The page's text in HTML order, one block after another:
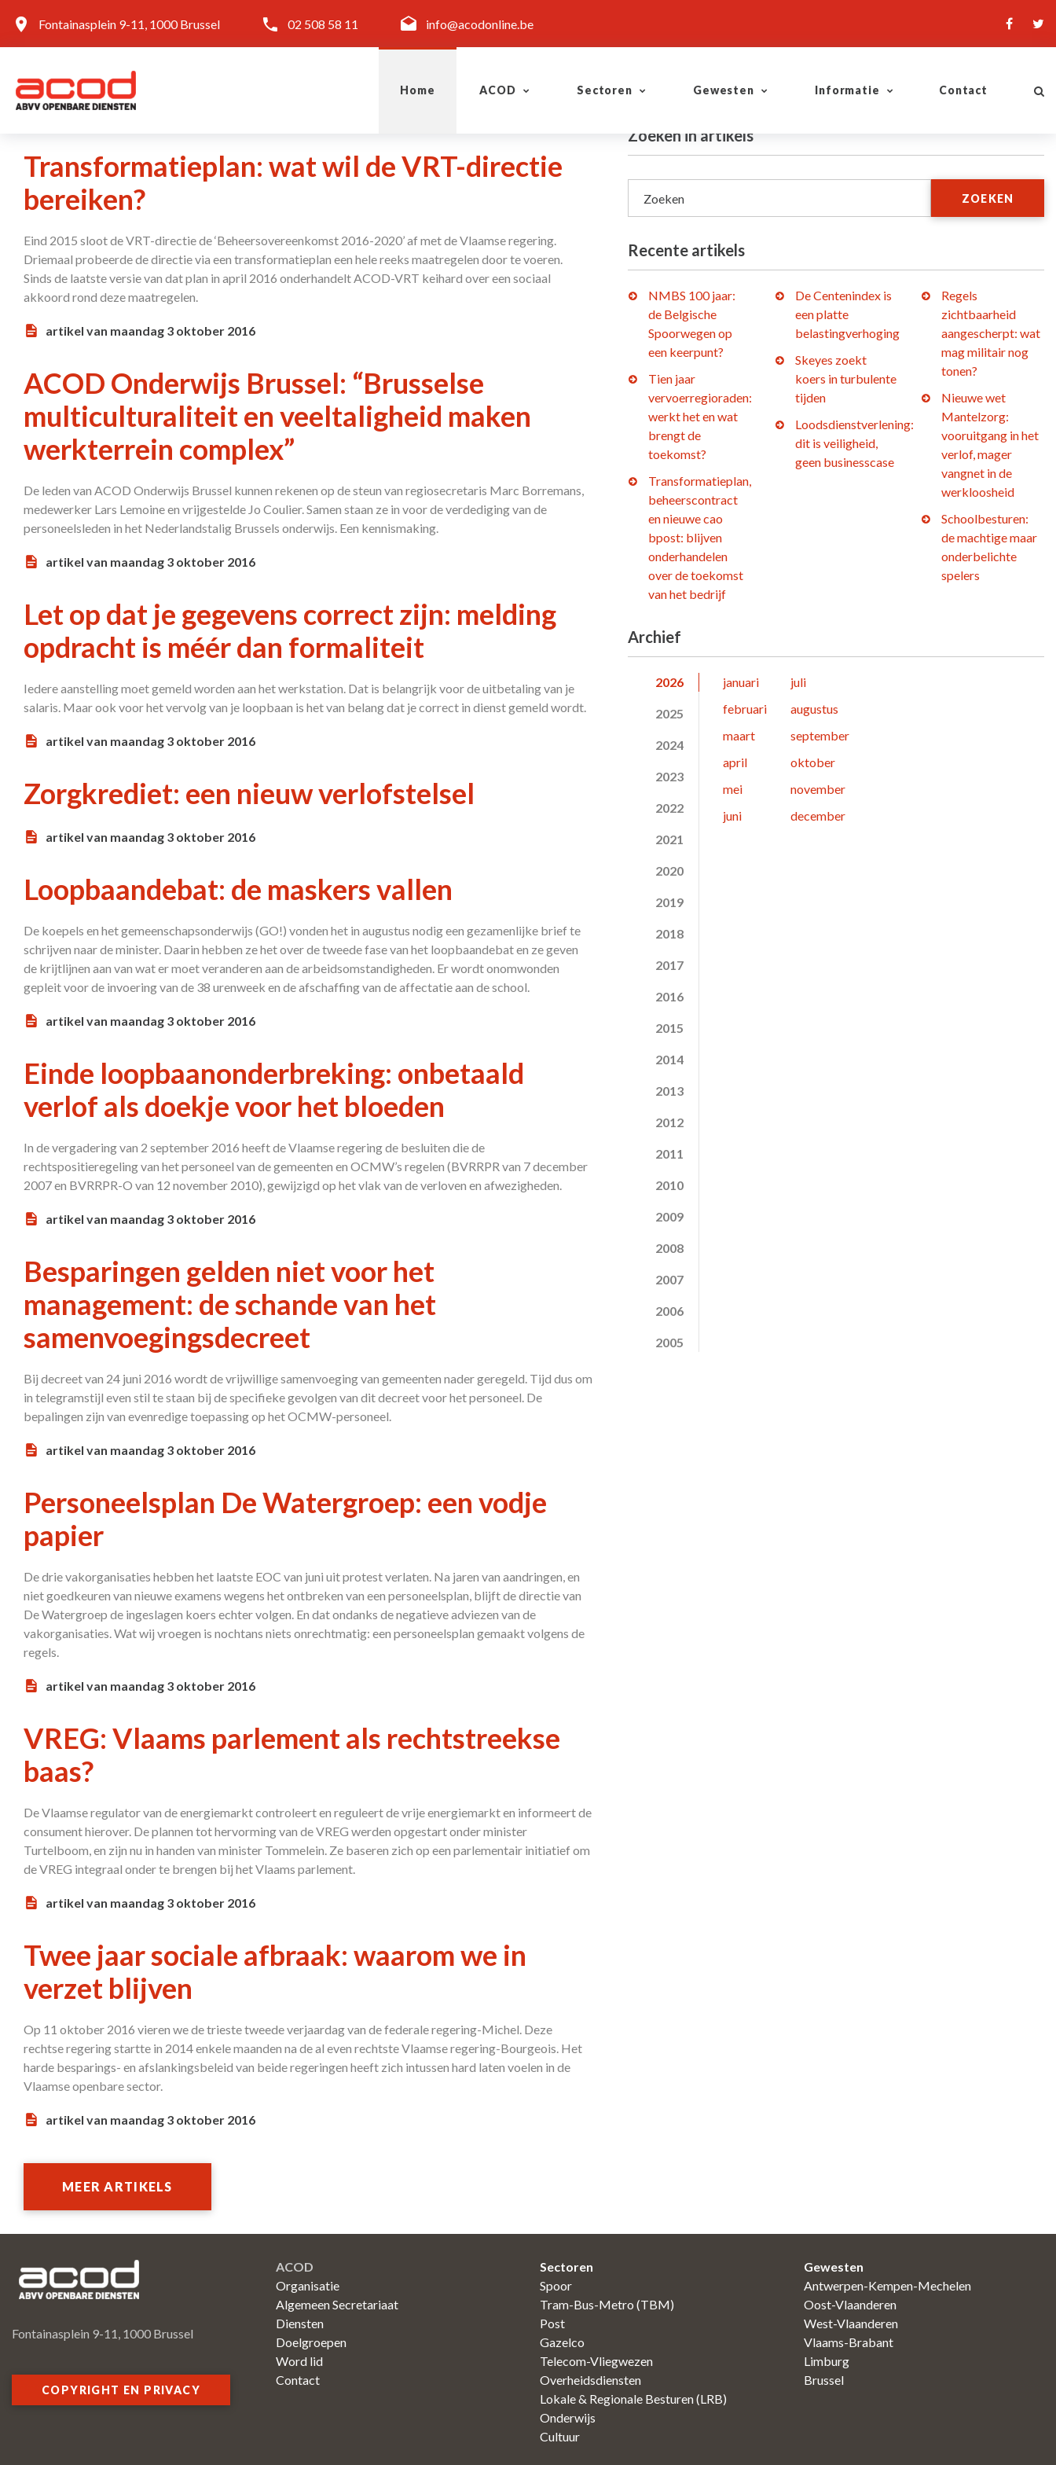
Fontainasplein 9-11, 1000 Brussel 02 508 58 11 info@acodonline.be
Home ACOD Sectoren Gewesten Informatie Contact
Transformatieplan: wat wil de VRT-directie
bereiken?
Eind 2015 sloot de VRT-directie de ‘Beheersovereenkomst 2016-2020’ af met de Vlaamse regering.
Driemaal probeerde de directie via een transformatieplan een hele reeks maatregelen door te voeren.
Sinds de laatste versie van dat plan in april 2016 onderhandelt ACOD-VRT keihard over een sociaal
akkoord rond deze maatregelen.
artikel van maandag 3 oktober 2016
ACOD Onderwijs Brussel: “Brusselse
multiculturaliteit en veeltaligheid maken
werkterrein complex”
De leden van ACOD Onderwijs Brussel kunnen rekenen op de steun van regiosecretaris Marc Borremans,
medewerker Lars Lemoine en vrijgestelde Jo Coulier. Samen staan ze in voor de verdediging van de
personeelsleden in het Nederlandstalig Brussels onderwijs. Een kennismaking.
artikel van maandag 3 oktober 2016
Let op dat je gegevens correct zijn: melding
opdracht is méér dan formaliteit
Iedere aanstelling moet gemeld worden aan het werkstation. Dat is belangrijk voor de uitbetaling van je
salaris. Maar ook voor het vervolg van je loopbaan is het van belang dat je correct in dienst gemeld wordt.
artikel van maandag 3 oktober 2016
Zorgkrediet: een nieuw verlofstelsel
artikel van maandag 3 oktober 2016
Loopbaandebat: de maskers vallen
De koepels en het gemeenschapsonderwijs (GO!) vonden het in augustus nodig een gezamenlijke brief te
schrijven naar de minister. Daarin hebben ze het over de tweede fase van het loopbaandebat en ze geven
de krijtlijnen aan van wat er moet veranderen aan de arbeidsomstandigheden. Er wordt onomwonden
gepleit voor de invoering van de 38 urenweek en de afschaffing van de affectatie aan de school.
artikel van maandag 3 oktober 2016
Einde loopbaanonderbreking: onbetaald
verlof als doekje voor het bloeden
In de vergadering van 2 september 2016 heeft de Vlaamse regering de besluiten die de
rechtspositieregeling van het personeel van de gemeenten en OCMW’s regelen (BVRRPR van 7 december
2007 en BVRRPR-O van 12 november 2010), gewijzigd op het vlak van de verloven en afwezigheden.
artikel van maandag 3 oktober 2016
Besparingen gelden niet voor het
management: de schande van het
samenvoegingsdecreet
Bij decreet van 24 juni 2016 wordt de vrijwillige samenvoeging van gemeenten nader geregeld. Tijd dus om
in telegramstijl even stil te staan bij de specifieke gevolgen van dit decreet voor het personeel. De
bepalingen zijn van evenredige toepassing op het OCMW-personeel.
artikel van maandag 3 oktober 2016
Personeelsplan De Watergroep: een vodje
papier
De drie vakorganisaties hebben het laatste EOC van juni uit protest verlaten. Na jaren van aandringen, en
niet goedkeuren van nieuwe examens wegens het ontbreken van een personeelsplan, blijft de directie van
De Watergroep de ingeslagen koers echter volgen. En dat ondanks de negatieve adviezen van de
vakorganisaties. Wat wij vroegen is nochtans niets onrechtmatig: een personeelsplan gemaakt volgens de
regels.
artikel van maandag 3 oktober 2016
VREG: Vlaams parlement als rechtstreekse
baas?
De Vlaamse regulator van de energiemarkt controleert en reguleert de vrije energiemarkt en informeert de
consument hierover. De plannen tot hervorming van de VREG werden opgestart onder minister
Turtelboom, en zijn nu in handen van minister Tommelein. Ze baseren zich op een parlementair initiatief om
de VREG integraal onder te brengen bij het Vlaams parlement.
artikel van maandag 3 oktober 2016
Twee jaar sociale afbraak: waarom we in
verzet blijven
Op 11 oktober 2016 vieren we de trieste tweede verjaardag van de federale regering-Michel. Deze
rechtse regering startte in 2014 enkele maanden na de al even rechtste Vlaamse regering-Bourgeois. Het
harde besparings- en afslankingsbeleid van beide regeringen heeft zich intussen hard laten voelen in de
Vlaamse openbare sector.
artikel van maandag 3 oktober 2016
MEER ARTIKELS
Zoeken in artikels
Zoeken ZOEKEN
Recente artikels
NMBS 100 jaar:
de Belgische
Spoorwegen op
een keerpunt?
Tien jaar
vervoerregioraden:
werkt het en wat
brengt de
toekomst?
Transformatieplan,
beheerscontract
en nieuwe cao
bpost: blijven
onderhandelen
over de toekomst
van het bedrijf
De Centenindex is
een platte
belastingverhoging
Skeyes zoekt
koers in turbulente
tijden
Loodsdienstverlening:
dit is veiligheid,
geen businesscase
Regels
zichtbaarheid
aangescherpt: wat
mag militair nog
tonen?
Nieuwe wet
Mantelzorg:
vooruitgang in het
verlof, mager
vangnet in de
werkloosheid
Schoolbesturen:
de machtige maar
onderbelichte
spelers
Archief
2026
2025
2024
2023
2022
2021
2020
2019
2018
2017
2016
2015
2014
2013
2012
2011
2010
2009
2008
2007
2006
2005
januari
februari
maart
april
mei
juni
juli
augustus
september
oktober
november
december
Fontainasplein 9-11, 1000 Brussel
COPYRIGHT EN PRIVACY
ACOD
Organisatie
Algemeen Secretariaat
Diensten
Doelgroepen
Word lid
Contact
Sectoren
Spoor
Tram-Bus-Metro (TBM)
Post
Gazelco
Telecom-Vliegwezen
Overheidsdiensten
Lokale & Regionale Besturen (LRB)
Onderwijs
Cultuur
Gewesten
Antwerpen-Kempen-Mechelen
Oost-Vlaanderen
West-Vlaanderen
Vlaams-Brabant
Limburg
Brussel